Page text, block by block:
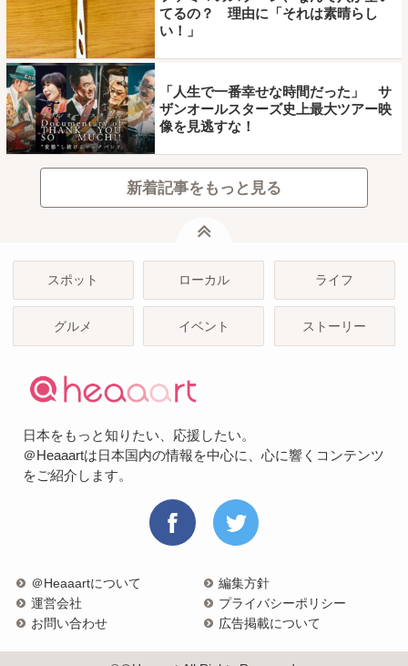
てるの？ 理由に「それは素晴らし
い！」
「人生で一番幸せな時間だった」 サ
ザンオールスターズ史上最大ツアー映
像を見逃すな！
新着記事をもっと見る
スポット ローカル ライフ
グルメ イベント ストーリー
日本をもっと知りたい、応援したい。
＠Heaaartは日本国内の情報を中心に、心に響くコンテンツ
をご紹介します。
＠Heaaartについて
編集方針
運営会社
プライバシーポリシー
お問い合わせ
広告掲載について